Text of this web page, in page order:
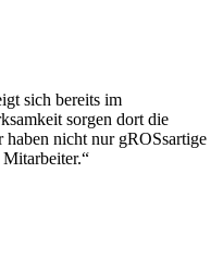
sich bereits im
sorgen dort die
haben nicht nur gROSsartige